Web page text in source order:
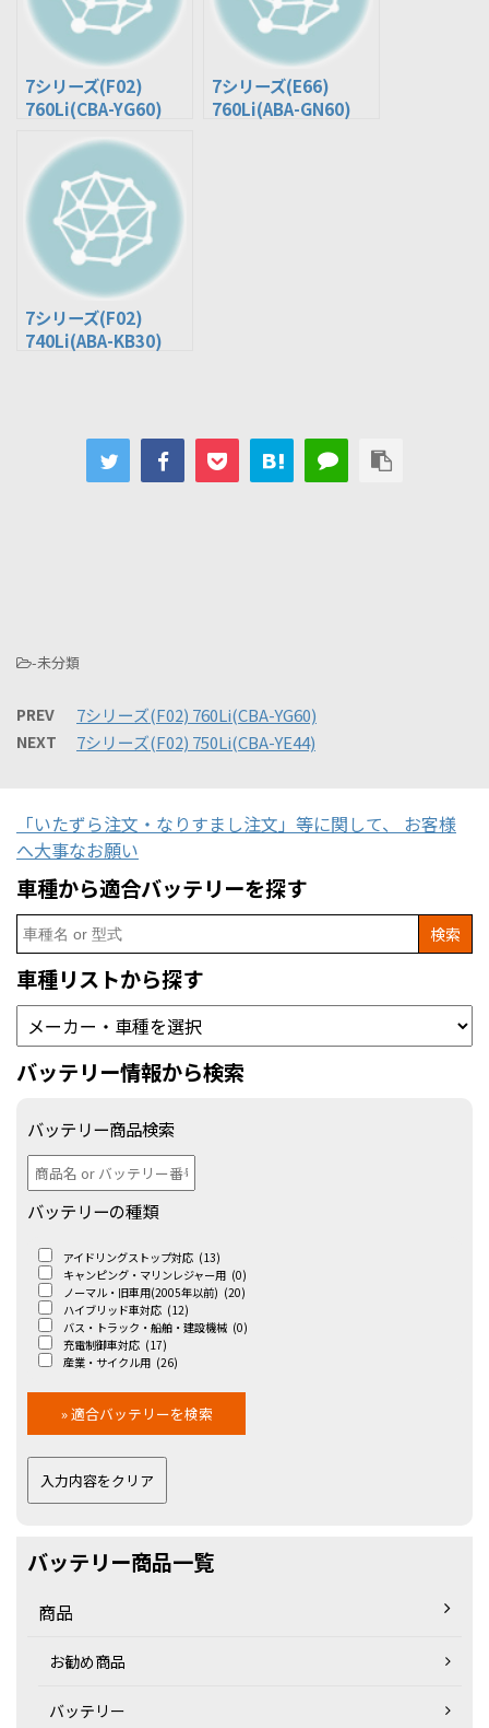
7シリーズ(F02)
760Li(CBA-YG60)
7シリーズ(E66)
760Li(ABA-GN60)
7シリーズ(F02)
740Li(ABA-KB30)
-未分類
PREV 7シリーズ(F02) 760Li(CBA-YG60)
NEXT 7シリーズ(F02) 750Li(CBA-YE44)
「いたずら注文・なりすまし注文」等に関して、 お客様
へ大事なお願い
車種から適合バッテリーを探す
Search
for:
車種リストから探す
バッテリー情報から検索
バッテリー商品検索
バッテリーの種類
アイドリングストップ対応 (13)
キャンピング・マリンレジャー用 (0)
ノーマル・旧車用(2005年以前) (20)
ハイブリッド車対応 (12)
バス・トラック・船舶・建設機械 (0)
充電制御車対応 (17)
産業・サイクル用 (26)
バッテリー商品一覧
商品
お勧め商品
バッテリー